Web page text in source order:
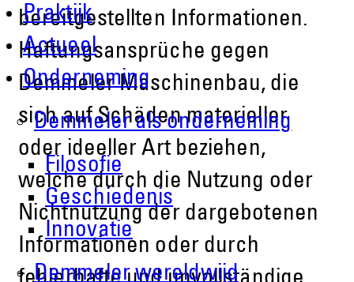
Praktijk
Actueel
Onderneming
Demmeler als onderneming
Filosofie
Geschiedenis
Innovatie
Demmeler wereldwijd
bereitgestellten Informationen.
Haftungsansprüche gegen
Demmeler Maschinenbau, die
sich auf Schäden materieller
oder ideeller Art beziehen,
welche durch die Nutzung oder
Nichtnutzung der dargebotenen
Informationen oder durch